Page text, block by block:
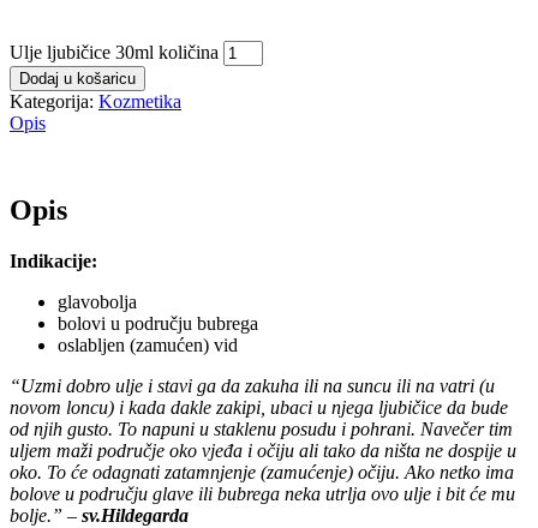
Ulje ljubičice 30ml količina
Dodaj u košaricu
Kategorija: Kozmetika
Opis
Opis
Indikacije:
glavobolja
bolovi u području bubrega
oslabljen (zamućen) vid
“Uzmi dobro ulje i stavi ga da zakuha ili na suncu ili na vatri (u
novom loncu) i kada dakle zakipi, ubaci u njega ljubičice da bude
od njih gusto. To napuni u staklenu posudu i pohrani. Navečer tim
uljem maži područje oko vjeđa i očiju ali tako da ništa ne dospije u
oko. To će odagnati zatamnjenje (zamućenje) očiju. Ako netko ima
bolove u području glave ili bubrega neka utrlja ovo ulje i bit će mu
bolje.” – sv.Hildegarda